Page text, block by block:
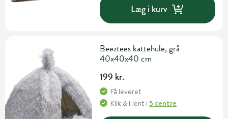
Læg i kurv
Beeztees kattehule, grå
40x40x40 cm
199 kr.
Få leveret
Klik & Hent i5 centre